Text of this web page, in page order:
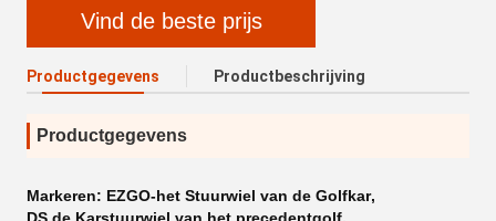
Vind de beste prijs
Productgegevens Productbeschrijving
Productgegevens
Markeren: EZGO-het Stuurwiel van de Golfkar,